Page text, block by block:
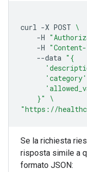
curl -X POST \
-H
-H
--data "{
    }"
\
"https://
Se la richiesta
risposta simile a
formato JSON: